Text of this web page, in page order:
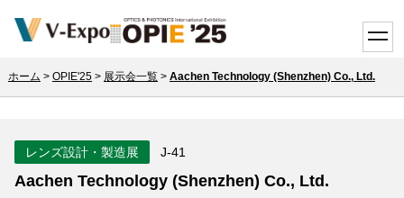
ホーム > OPIE'25> 展示会一覧> Aachen Technology (Shenzhen) Co., Ltd.
レンズ設計・製造展 J-41
Aachen Technology (Shenzhen) Co., Ltd.